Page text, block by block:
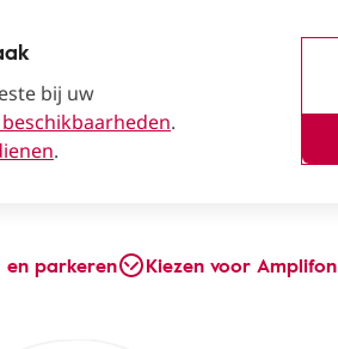
bij uw
.
.
en parkeren Kiezen voor Amplifon